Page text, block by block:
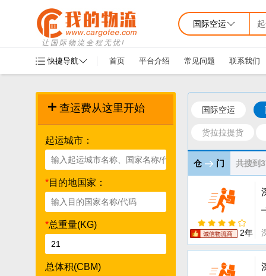
让国际物流全程无忧!
国际空运
快捷导航 首页 平台介绍 常见问题 联系我们
查运费从这里开始
起运城市：
*目的地国家：
*总重量(KG)
总体积(CBM)
国际空运
货拉拉提货
仓 门 共搜到
2年